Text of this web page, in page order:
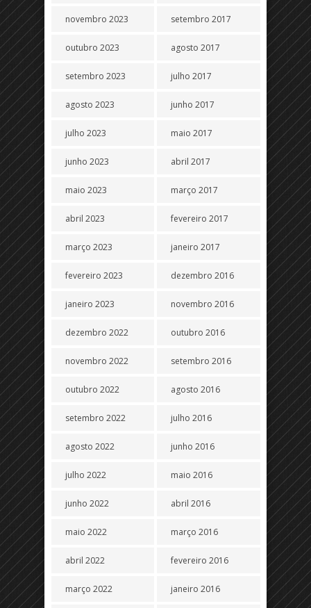
novembro 2023
outubro 2023
setembro 2023
agosto 2023
julho 2023
junho 2023
maio 2023
abril 2023
março 2023
fevereiro 2023
janeiro 2023
dezembro 2022
novembro 2022
outubro 2022
setembro 2022
agosto 2022
julho 2022
junho 2022
maio 2022
abril 2022
março 2022
setembro 2017
agosto 2017
julho 2017
junho 2017
maio 2017
abril 2017
março 2017
fevereiro 2017
janeiro 2017
dezembro 2016
novembro 2016
outubro 2016
setembro 2016
agosto 2016
julho 2016
junho 2016
maio 2016
abril 2016
março 2016
fevereiro 2016
janeiro 2016